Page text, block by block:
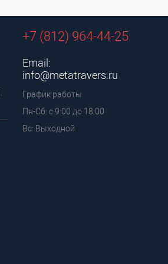
+7 (812) 964-44-25
Email:
info@metatravers.ru
График работы
Пн-Сб: с 9:00 до 18:00
Вс: Выходной